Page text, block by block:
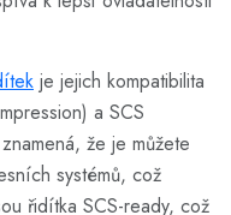
je jejich kompatibilita
a SCS
že je můžete
systémů, což
řidítka SCS-ready, což